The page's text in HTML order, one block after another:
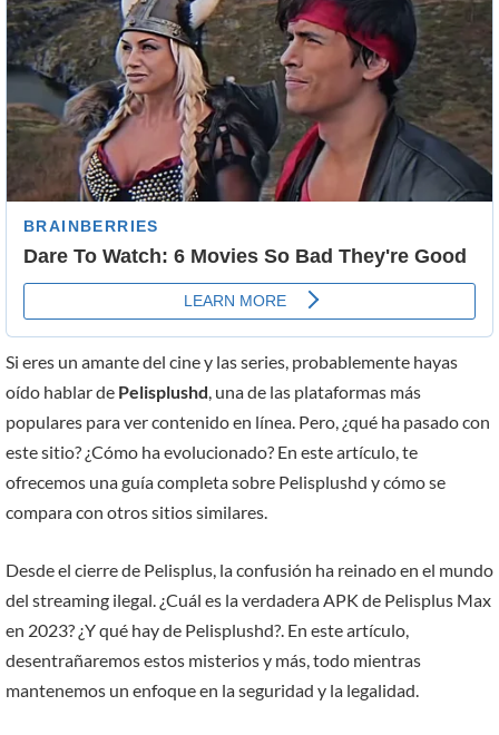
Si eres un amante del cine y las series, probablemente hayas
oído hablar de Pelisplushd, una de las plataformas más
populares para ver contenido en línea. Pero, ¿qué ha pasado con
este sitio? ¿Cómo ha evolucionado? En este artículo, te
ofrecemos una guía completa sobre Pelisplushd y cómo se
compara con otros sitios similares.
Desde el cierre de Pelisplus, la confusión ha reinado en el mundo
del streaming ilegal. ¿Cuál es la verdadera APK de Pelisplus Max
en 2023? ¿Y qué hay de Pelisplushd?. En este artículo,
desentrañaremos estos misterios y más, todo mientras
mantenemos un enfoque en la seguridad y la legalidad.